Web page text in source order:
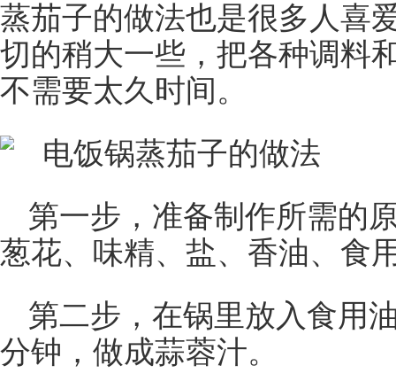
蒸茄子的做法也是很多人喜
切的稍大一些，把各种调料
不需要太久时间。
第一步，准备制作所需的
葱花、味精、盐、香油、食
第二步，在锅里放入食用
分钟，做成蒜蓉汁。